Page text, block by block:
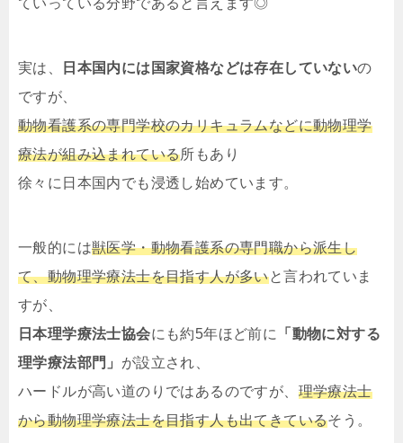
ていっている分野であると言えます◎
実は、 日本国内には国家資格などは存在していないの
ですが、
動物看護系の専門学校のカリキュラムなどに動物理学
療法が組み込まれている所もあり
徐々に日本国内でも浸透し始めています。
一般的には獣医学・動物看護系の専門職から派生し
て、動物理学療法士を目指す人が多いと言われていま
すが、
日本理学療法士協会にも約5年ほど前に
「動物に対する
理学療法部門」 が設立され、
ハードルが高い道のりではあるのですが、 理学療法士
から動物理学療法士を目指す人も出てきているそう。